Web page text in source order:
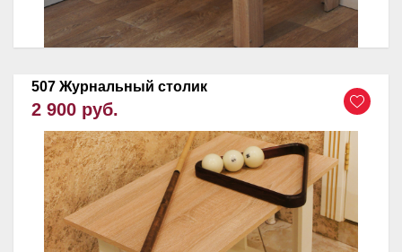
507 Журнальный столик
2 900 руб.